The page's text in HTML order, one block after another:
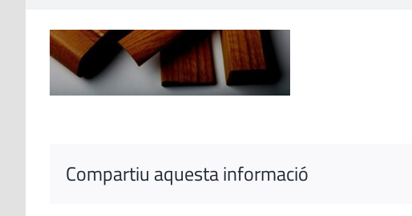
Compartiu aquesta informació